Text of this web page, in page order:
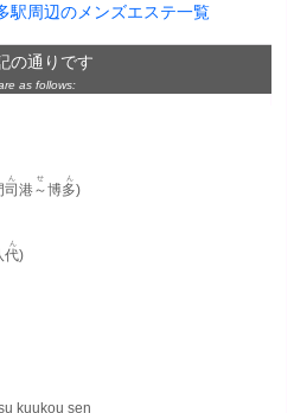
駅周辺のメンズエステ一覧
の通りです
as follows:
司港～博多)
せん
代)
kuukou sen